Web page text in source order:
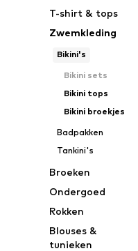
T-shirt & tops
Zwemkleding
Bikini's
Bikini sets
Bikini tops
Bikini broekjes
Badpakken
Tankini's
Broeken
Ondergoed
Rokken
Blouses &
tunieken